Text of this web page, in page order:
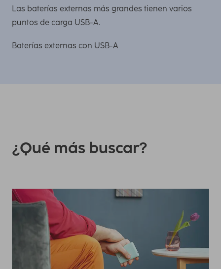
Las baterías externas más grandes tienen varios
puntos de carga USB-A.
Baterías externas con USB-A
¿Qué más buscar?